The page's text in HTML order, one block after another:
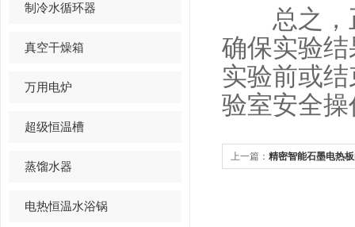
制冷水循环器
真空干燥箱
万用电炉
超级恒温槽
蒸馏水器
电热恒温水浴锅
总之，正
确保实验
实验前或
验室安全
上一篇： 精密智能石墨电热